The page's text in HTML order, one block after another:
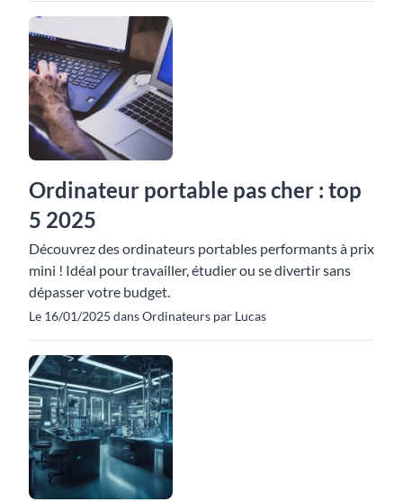
Ordinateur portable pas cher : top
5 2025
Découvrez des ordinateurs portables performants à prix
mini ! Idéal pour travailler, étudier ou se divertir sans
dépasser votre budget.
Le 16/01/2025 dans Ordinateurs par Lucas